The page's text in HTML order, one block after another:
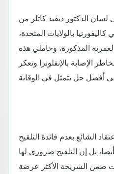
الدكتور ديفيد كاتلر من
بالولايات المتحدة،
المذكورة، وحاملي هذه
الإصابة بالإنفلونزا وتعكر
الشائع بعدم فائدة التلقيح
بل إن التلقيح ضروري لها
ضمن الشريحة الأكثر عرضة